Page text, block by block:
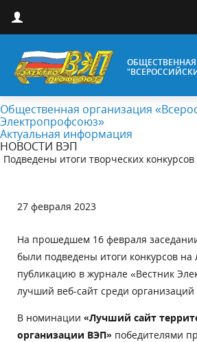
Общественная организация
Электропрофсоюз»
Актуальная информация
НОВОСТИ ВЭП
Подведены итоги творческих
27 февраля 2023
На прошедшем 16 февраля
были подведены итоги конкурсов
публикацию в журнале «Вестник
лучший веб-сайт среди
В номинации «Лучший сайт
организации ВЭП» победителями